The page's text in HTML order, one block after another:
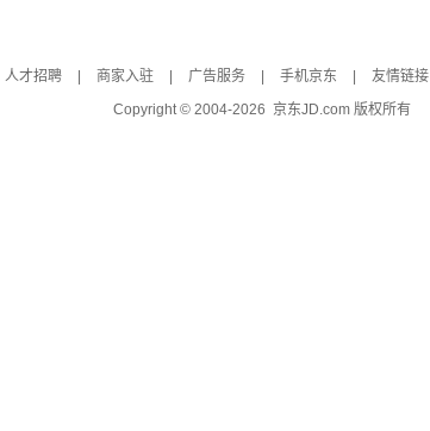
人才招聘 商家入驻 广告服务 手机京东 友情链接
Copyright © 2004-2026 京东JD.com 版权所有